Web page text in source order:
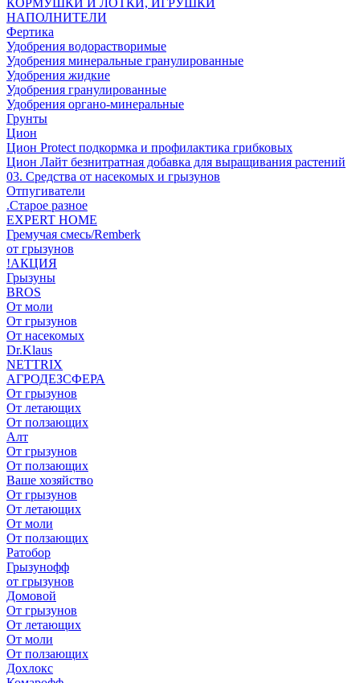
КОРМУШКИ И ЛОТКИ, ИГРУШКИ
НАПОЛНИТЕЛИ
Фертика
Удобрения водорастворимые
Удобрения минеральные гранулированные
Удобрения жидкие
Удобрения гранулированные
Удобрения органо-минеральные
Грунты
Цион
Цион Protect подкормка и профилактика грибковых
Цион Лайт безнитратная добавка для выращивания растений
03. Средства от насекомых и грызунов
Отпугиватели
.Старое разное
EXPERT HOME
Гремучая смесь/Remberk
от грызунов
!АКЦИЯ
Грызуны
BROS
От моли
От грызунов
От насекомых
Dr.Klaus
NETTRIX
АГРОДЕЗСФЕРА
От грызунов
От летающих
От ползающих
Алт
От грызунов
От ползающих
Ваше хозяйство
От грызунов
От летающих
От моли
От ползающих
Ратобор
Грызунофф
от грызунов
Домовой
От грызунов
От летающих
От моли
От ползающих
Дохлокс